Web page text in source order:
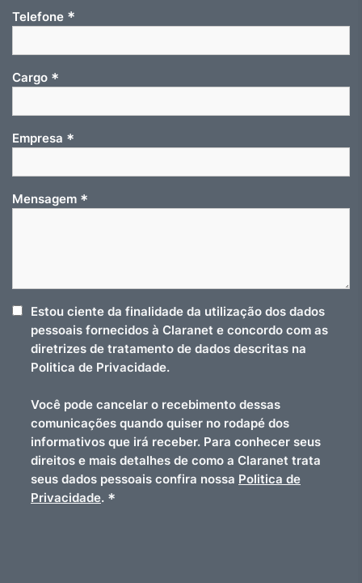
Telefone *
Cargo *
Empresa *
Mensagem *
Estou ciente da finalidade da utilização dos dados
pessoais fornecidos à Claranet e concordo com as
diretrizes de tratamento de dados descritas na
Politica de Privacidade.
Você pode cancelar o recebimento dessas
comunicações quando quiser no rodapé dos
informativos que irá receber. Para conhecer seus
direitos e mais detalhes de como a Claranet trata
seus dados pessoais confira nossa Politica de
Privacidade. *